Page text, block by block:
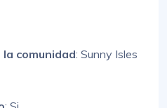
comunidad: Sunny Isles